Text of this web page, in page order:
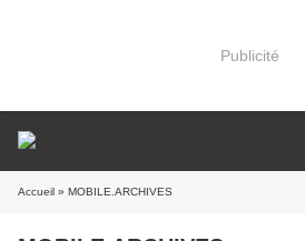
Publicité
Accueil » MOBILE.ARCHIVES